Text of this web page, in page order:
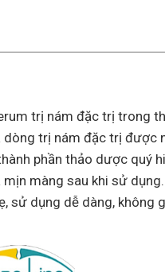
trị nám đặc trị trong
trị nám đặc trị được
phần thảo dược quý
màng sau khi sử dụng.
sử dụng dễ dàng, không